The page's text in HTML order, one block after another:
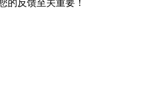
的反馈至关重要！